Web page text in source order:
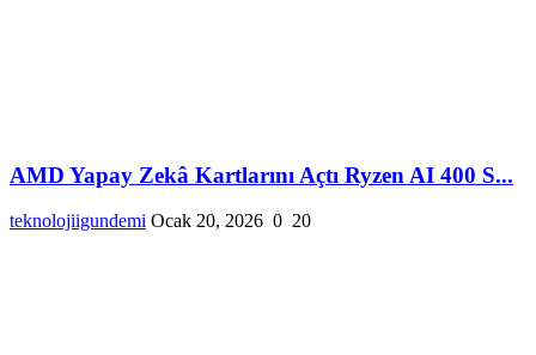
AMD Yapay Zekâ Kartlarını Açtı Ryzen AI 400 S...
teknolojiigundemi Ocak 20, 2026 0 20